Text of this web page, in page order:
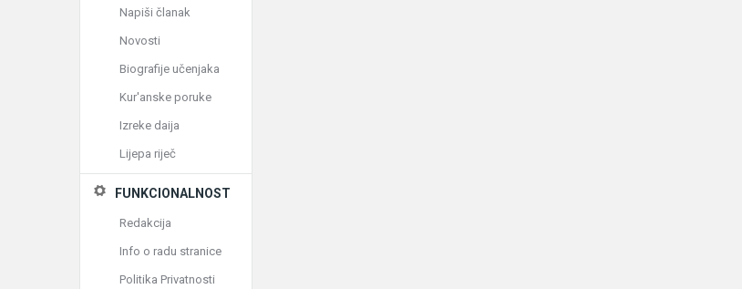
Napiši članak
Novosti
Biografije učenjaka
Kur'anske poruke
Izreke daija
Lijepa riječ
FUNKCIONALNOST
Redakcija
Info o radu stranice
Politika Privatnosti